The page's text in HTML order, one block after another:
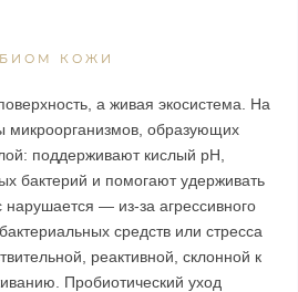
КОЖИ
а живая экосистема. На
микроорганизмов, образующих
поддерживают кислый pH,
бактерий и помогают удерживать
нарушается — из-за агрессивного
средств или стресса
реактивной, склонной к
Пробиотический уход